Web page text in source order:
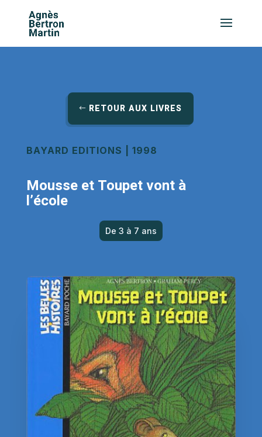
RETOUR AUX LIVRES
BAYARD EDITIONS | 1998
Mousse et Toupet vont à
l’école
De 3 à 7 ans